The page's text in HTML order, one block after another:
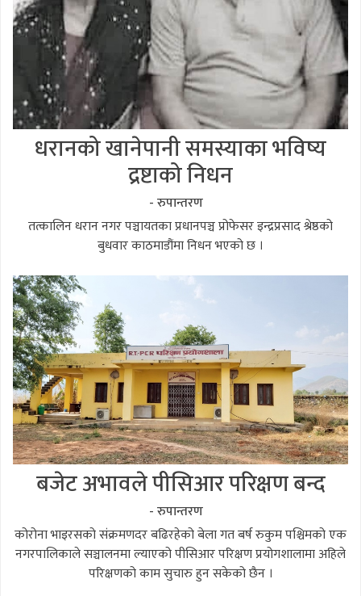
धरानको खानेपानी समस्याका भविष्य
द्रष्टाको निधन
- रुपान्तरण
तत्कालिन धरान नगर पञ्चायतका प्रधानपञ्च प्रोफेसर इन्द्रप्रसाद श्रेष्ठको
बुधवार काठमाडौंमा निधन भएको छ ।
बजेट अभावले पीसिआर परिक्षण बन्द
- रुपान्तरण
कोरोना भाइरसको संक्रमणदर बढिरहेको बेला गत बर्ष रुकुम पश्चिमको एक
नगरपालिकाले सञ्चालनमा ल्याएको पीसिआर परिक्षण प्रयोगशालामा अहिले
परिक्षणको काम सुचारु हुन सकेको छैन ।